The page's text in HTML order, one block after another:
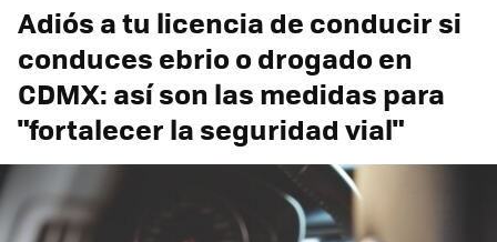
Adiós a tu licencia de conducir si
conduces ebrio o drogado en
CDMX: así son las medidas para
"fortalecer la seguridad vial"